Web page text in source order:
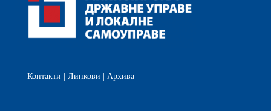
Контакти Линкови Архива